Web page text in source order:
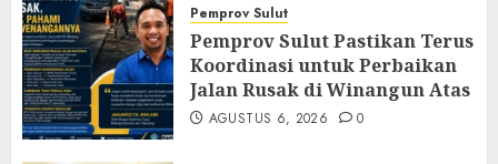
Pemprov Sulut
Pemprov Sulut Pastikan Terus
Koordinasi untuk Perbaikan
Jalan Rusak di Winangun Atas
AGUSTUS 6, 2026 0